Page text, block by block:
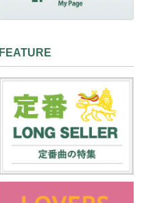
FEATURE